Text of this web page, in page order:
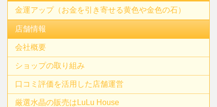
金運アップ（お金を引き寄せる黄色や金色の石）
店舗情報
会社概要
ショップの取り組み
口コミ評価を活用した店舗運営
厳選水晶の販売はLuLu House